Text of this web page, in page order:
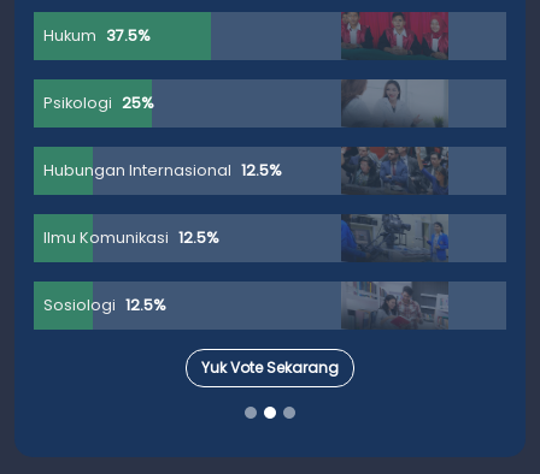
Hukum 37.5%
Psikologi 25%
Hubungan Internasional 12.5%
Ilmu Komunikasi 12.5%
Sosiologi 12.5%
Yuk Vote Sekarang